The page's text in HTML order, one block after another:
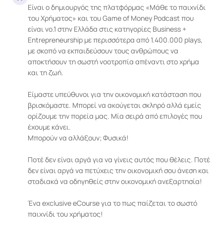
Είναι ο δημιουργός της πλατφόρμας «Μάθε το παιχνίδι
του Χρήματος» και του Game of Money Podcast που
είναι νο.1 στην Ελλάδα στις κατηγορίες Business +
Entrepreneurship με περισσότερα από 1.400.000 plays,
με σκοπό να εκπαιδεύσουν τους ανθρώπους να
αποκτήσουν τη σωστή νοοτροπία απέναντι στο χρήμα
και τη ζωή.
Είμαστε υπεύθυνοι για την οικονομική κατάσταση που
βρισκόμαστε. Μπορεί να ακούγεται σκληρό αλλά εμείς
ορίζουμε την πορεία μας. Μία σειρά από επιλογές που
έχουμε κάνει.
Μπορούν να αλλάξουν; Φυσικά!
Ποτέ δεν είναι αργά για να γίνεις αυτός που θέλεις. Ποτέ
δεν είναι αργά να πετύχεις την οικονομική σου άνεση και
σταδιακά να οδηγηθείς στην οικονομική ανεξαρτησία!
Ένα exclusive eCourse για το πως παίζεται το σωστό
παιχνίδι του χρήματος!